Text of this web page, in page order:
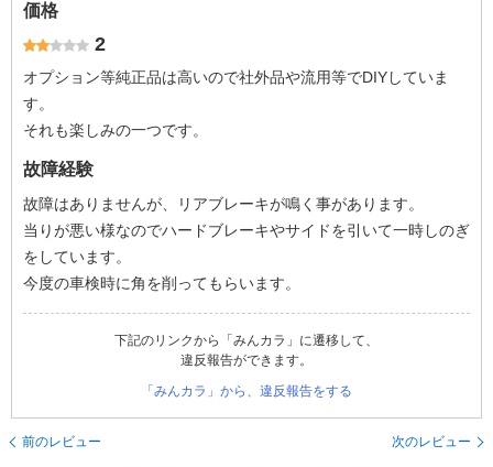
価格
2
オプション等純正品は高いので社外品や流用等でDIYしていま
す。
それも楽しみの一つです。
故障経験
故障はありませんが、リアブレーキが鳴く事があります。
当りが悪い様なのでハードブレーキやサイドを引いて一時しのぎ
をしています。
今度の車検時に角を削ってもらいます。
下記のリンクから「みんカラ」に遷移して、
違反報告ができます。
「みんカラ」から、違反報告をする
前のレビュー 次のレビュー